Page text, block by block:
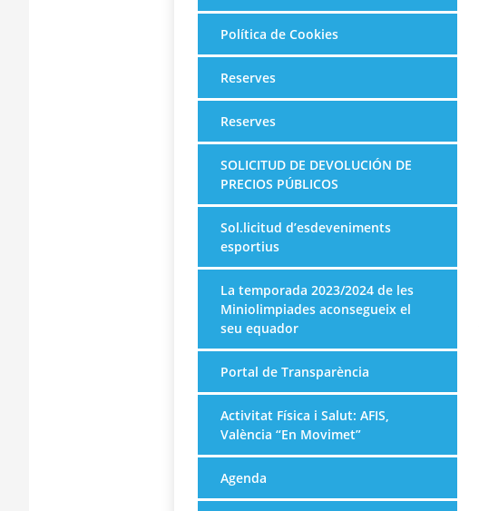
Política de Cookies
Reserves
Reserves
SOLICITUD DE DEVOLUCIÓN DE
PRECIOS PÚBLICOS
Sol.licitud d’esdeveniments
esportius
La temporada 2023/2024 de les
Miniolimpiades aconsegueix el
seu equador
Portal de Transparència
Activitat Física i Salut: AFIS,
València “En Movimet”
Agenda